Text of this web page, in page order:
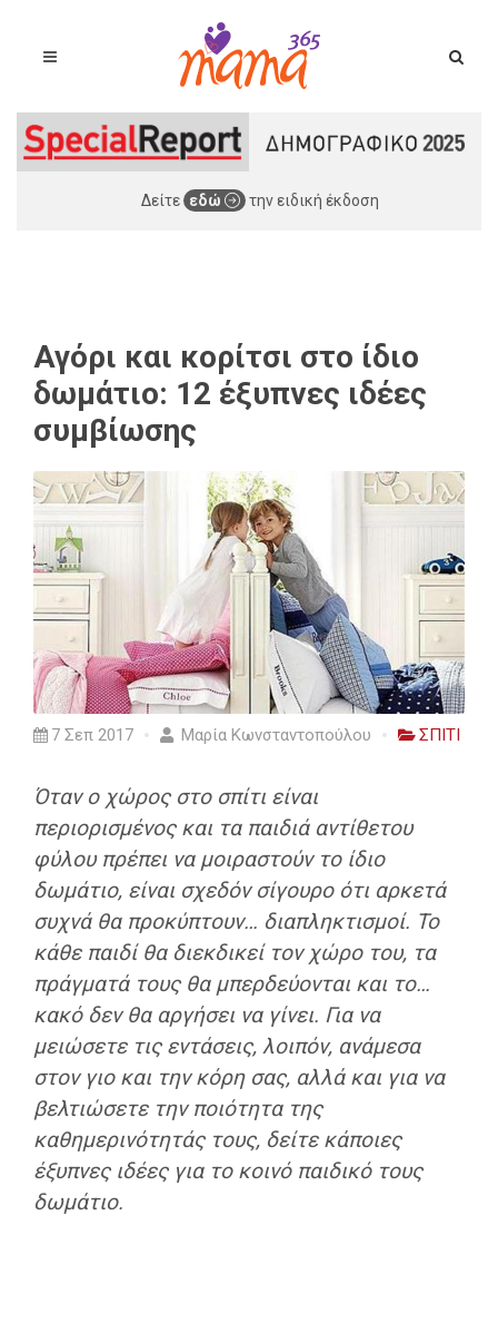
Δείτε εδώ την ειδική έκδοση
Αγόρι και κορίτσι στο ίδιο
δωμάτιο: 12 έξυπνες ιδέες
συμβίωσης
7 Σεπ 2017 Μαρία Κωνσταντοπούλου ΣΠΙΤΙ
Όταν ο χώρος στο σπίτι είναι
περιορισμένος και τα παιδιά αντίθετου
φύλου πρέπει να μοιραστούν το ίδιο
δωμάτιο, είναι σχεδόν σίγουρο ότι αρκετά
συχνά θα προκύπτουν… διαπληκτισμοί. Το
κάθε παιδί θα διεκδικεί τον χώρο του, τα
πράγματά τους θα μπερδεύονται και το…
κακό δεν θα αργήσει να γίνει. Για να
μειώσετε τις εντάσεις, λοιπόν, ανάμεσα
στον γιο και την κόρη σας, αλλά και για να
βελτιώσετε την ποιότητα της
καθημερινότητάς τους, δείτε κάποιες
έξυπνες ιδέες για το κοινό παιδικό τους
δωμάτιο.